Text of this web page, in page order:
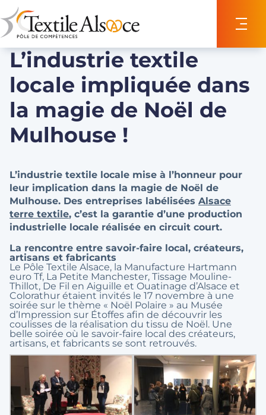
L’industrie textile
locale impliquée dans
la magie de Noël de
Mulhouse !
L’industrie textile locale mise à l’honneur pour
leur implication dans la magie de Noël de
Mulhouse. Des entreprises labélisées Alsace
terre textile, c’est la garantie d’une production
industrielle locale réalisée en circuit court.
La rencontre entre savoir-faire local, créateurs,
artisans et fabricants
Le Pôle Textile Alsace, la Manufacture Hartmann
euro Tf, La Petite Manchester, Tissage Mouline-
Thillot, De Fil en Aiguille et Ouatinage d’Alsace et
Colorathur étaient invités le 17 novembre à une
soirée sur le thème « Noël Polaire » au Musée
d’Impression sur Étoffes afin de découvrir les
coulisses de la réalisation du tissu de Noël. Une
belle soirée où le savoir-faire local des créateurs,
artisans, et fabricants se sont retrouvés.
Panneau de gestion des cookies